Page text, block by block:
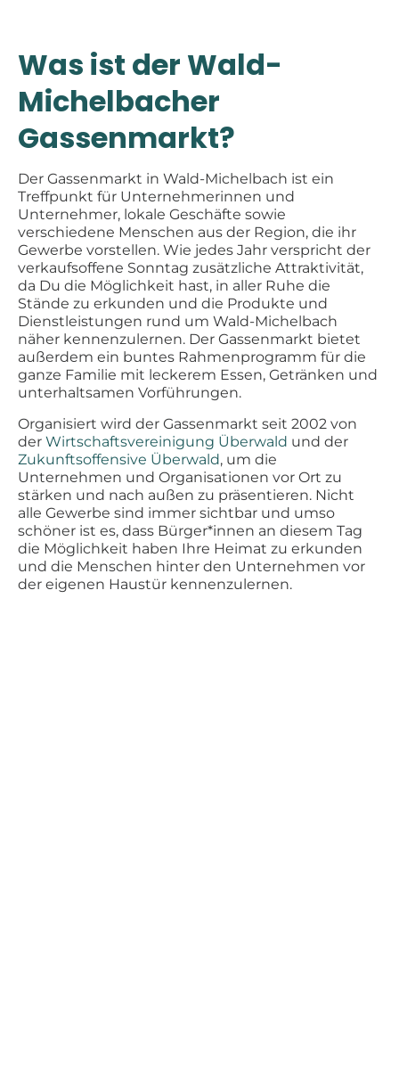
Was ist der Wald-
Michelbacher
Gassenmarkt?
Der Gassenmarkt in Wald-Michelbach ist ein
Treffpunkt für Unternehmerinnen und
Unternehmer, lokale Geschäfte sowie
verschiedene Menschen aus der Region, die ihr
Gewerbe vorstellen. Wie jedes Jahr verspricht der
verkaufsoffene Sonntag zusätzliche Attraktivität,
da Du die Möglichkeit hast, in aller Ruhe die
Stände zu erkunden und die Produkte und
Dienstleistungen rund um Wald-Michelbach
näher kennenzulernen. Der Gassenmarkt bietet
außerdem ein buntes Rahmenprogramm für die
ganze Familie mit leckerem Essen, Getränken und
unterhaltsamen Vorführungen.
Organisiert wird der Gassenmarkt seit 2002 von
der Wirtschaftsvereinigung Überwald und der
Zukunftsoffensive Überwald, um die
Unternehmen und Organisationen vor Ort zu
stärken und nach außen zu präsentieren. Nicht
alle Gewerbe sind immer sichtbar und umso
schöner ist es, dass Bürger*innen an diesem Tag
die Möglichkeit haben Ihre Heimat zu erkunden
und die Menschen hinter den Unternehmen vor
der eigenen Haustür kennenzulernen.